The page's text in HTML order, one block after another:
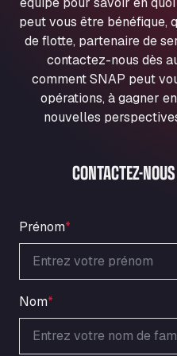
Ul. Torunska 147, 85884
Aqua Ariva GmbH
Marie-Curie-Straße
Aral Autohof Bockel
An der Autobahn 1,
ARAL Autohof
ARAL Autohof
Nellinger Str. 24,
Schellweilerstraße 1,
ARAL Tankstelle -
GmbH
Obernburger Str. 127,
Ardleigh South
a120 westbound,
Area 47 Hermanos
peut vous être bénéfique,
de flotte, partenaire de
contactez-nous dès
comment SNAP peut
opérations, à gagner
nouvelles
CONTACTEZ-
Prénom*
Nom*